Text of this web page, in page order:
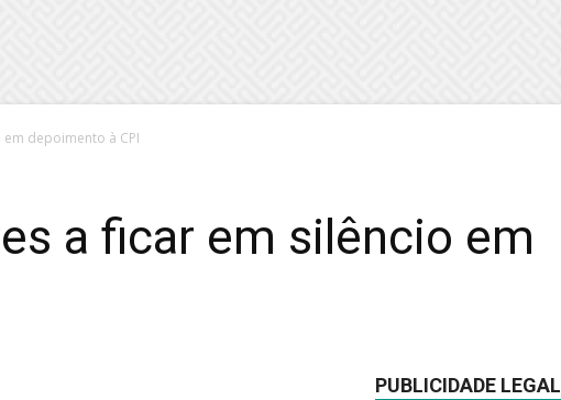
depoimento à CPI
a ficar em silêncio em
PUBLICIDADE LEGAL